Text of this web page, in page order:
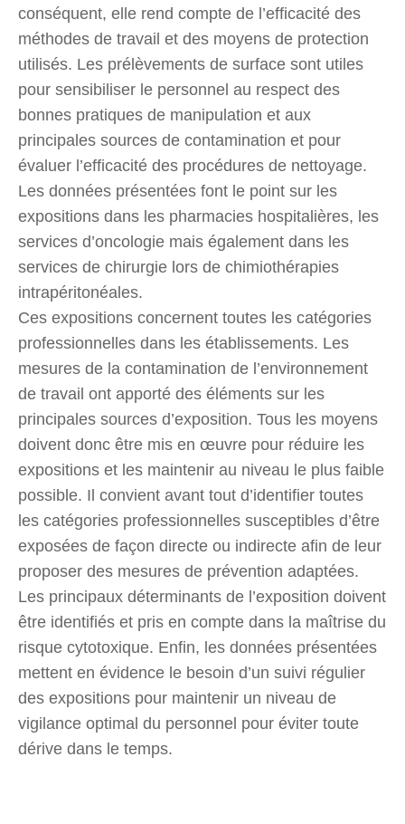
conséquent, elle rend compte de l’efficacité des
méthodes de travail et des moyens de protection
utilisés. Les prélèvements de surface sont utiles
pour sensibiliser le personnel au respect des
bonnes pratiques de manipulation et aux
principales sources de contamination et pour
évaluer l’efficacité des procédures de nettoyage.
Les données présentées font le point sur les
expositions dans les pharmacies hospitalières, les
services d’oncologie mais également dans les
services de chirurgie lors de chimiothérapies
intrapéritonéales.
Ces expositions concernent toutes les catégories
professionnelles dans les établissements. Les
mesures de la contamination de l’environnement
de travail ont apporté des éléments sur les
principales sources d’exposition. Tous les moyens
doivent donc être mis en œuvre pour réduire les
expositions et les maintenir au niveau le plus faible
possible. Il convient avant tout d’identifier toutes
les catégories professionnelles susceptibles d’être
exposées de façon directe ou indirecte afin de leur
proposer des mesures de prévention adaptées.
Les principaux déterminants de l’exposition doivent
être identifiés et pris en compte dans la maîtrise du
risque cytotoxique. Enfin, les données présentées
mettent en évidence le besoin d’un suivi régulier
des expositions pour maintenir un niveau de
vigilance optimal du personnel pour éviter toute
dérive dans le temps.